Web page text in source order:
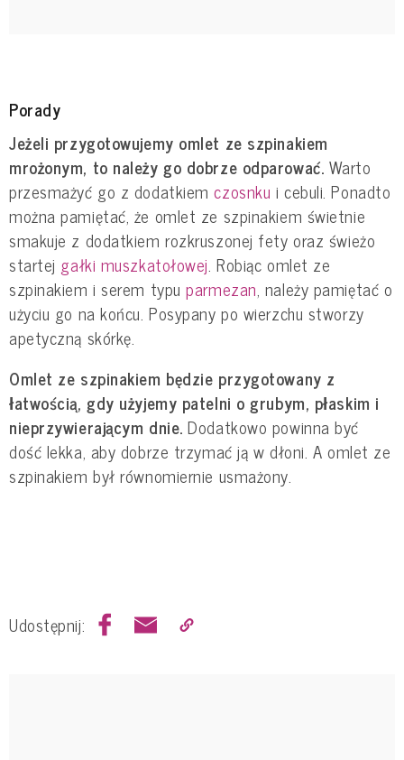
Porady
Jeżeli przygotowujemy omlet ze szpinakiem
mrożonym, to należy go dobrze odparować. Warto
przesmażyć go z dodatkiemczosnku i cebuli. Ponadto
można pamiętać, że omlet ze szpinakiem świetnie
smakuje z dodatkiem rozkruszonej fety oraz świeżo
startej gałki muszkatołowej. Robiąc omlet ze
szpinakiem i serem typuparmezan, należy pamiętać o
użyciu go na końcu. Posypany po wierzchu stworzy
apetyczną skórkę.
Omlet ze szpinakiem będzie przygotowany z
łatwością, gdy użyjemy patelni o grubym, płaskim i
nieprzywierającym dnie. Dodatkowo powinna być
dość lekka, aby dobrze trzymać ją w dłoni. A omlet ze
szpinakiem był równomiernie usmażony.
Udostępnij: